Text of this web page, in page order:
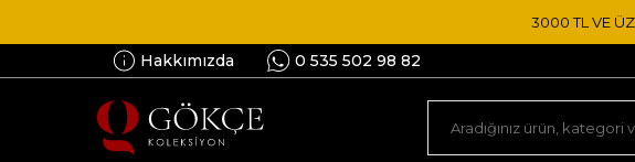
3000 TL VE
Hakkımızda 0 535 502 98 82